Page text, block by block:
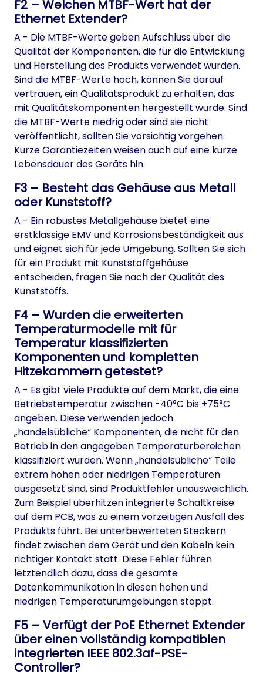
F2 – Welchen MTBF-Wert hat der
Ethernet Extender?
A - Die MTBF-Werte geben Aufschluss über die
Qualität der Komponenten, die für die Entwicklung
und Herstellung des Produkts verwendet wurden.
Sind die MTBF-Werte hoch, können Sie darauf
vertrauen, ein Qualitätsprodukt zu erhalten, das
mit Qualitätskomponenten hergestellt wurde. Sind
die MTBF-Werte niedrig oder sind sie nicht
veröffentlicht, sollten Sie vorsichtig vorgehen.
Kurze Garantiezeiten weisen auch auf eine kurze
Lebensdauer des Geräts hin.
F3 – Besteht das Gehäuse aus Metall
oder Kunststoff?
A - Ein robustes Metallgehäuse bietet eine
erstklassige EMV und Korrosionsbeständigkeit aus
und eignet sich für jede Umgebung. Sollten Sie sich
für ein Produkt mit Kunststoffgehäuse
entscheiden, fragen Sie nach der Qualität des
Kunststoffs.
F4 – Wurden die erweiterten
Temperaturmodelle mit für
Temperatur klassifizierten
Komponenten und kompletten
Hitzekammern getestet?
A - Es gibt viele Produkte auf dem Markt, die eine
Betriebstemperatur zwischen -40°C bis +75°C
angeben. Diese verwenden jedoch
„handelsübliche“ Komponenten, die nicht für den
Betrieb in den angegeben Temperaturbereichen
klassifiziert wurden. Wenn „handelsübliche“ Teile
extrem hohen oder niedrigen Temperaturen
ausgesetzt sind, sind Produktfehler unausweichlich.
Zum Beispiel überhitzen integrierte Schaltkreise
auf dem PCB, was zu einem vorzeitigen Ausfall des
Produkts führt. Bei unterbewerteten Steckern
findet zwischen dem Gerät und den Kabeln kein
richtiger Kontakt statt. Diese Fehler führen
letztendlich dazu, dass die gesamte
Datenkommunikation in diesen hohen und
niedrigen Temperaturumgebungen stoppt.
F5 – Verfügt der PoE Ethernet Extender
über einen vollständig kompatiblen
integrierten IEEE 802.3af-PSE-
Controller?